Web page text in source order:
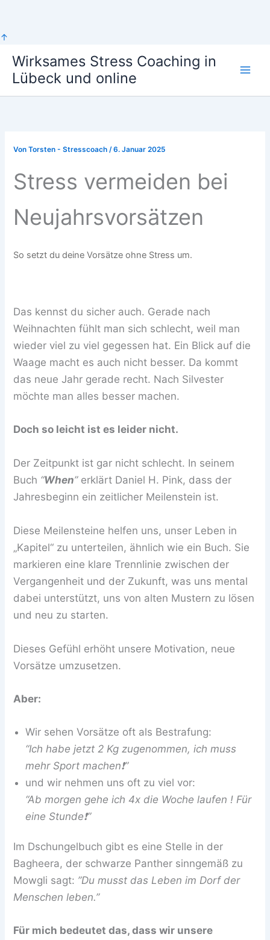
↑
springen
Wirksames Stress Coaching in
Lübeck und online
VonTorsten - Stresscoach/6. Januar 2025
Stress vermeiden bei
Neujahrsvorsätzen
So setzt du deine Vorsätze ohne Stress um.
Das kennst du sicher auch. Gerade nach
Weihnachten fühlt man sich schlecht, weil man
wieder viel zu viel gegessen hat. Ein Blick auf die
Waage macht es auch nicht besser. Da kommt
das neue Jahr gerade recht. Nach Silvester
möchte man alles besser machen.
Doch so leicht ist es leider nicht.
Der Zeitpunkt ist gar nicht schlecht. In seinem
Buch “When”erklärt Daniel H. Pink, dass der
Jahresbeginn ein zeitlicher Meilenstein ist.
Diese Meilensteine helfen uns, unser Leben in
„Kapitel“ zu unterteilen, ähnlich wie ein Buch. Sie
markieren eine klare Trennlinie zwischen der
Vergangenheit und der Zukunft, was uns mental
dabei unterstützt, uns von alten Mustern zu lösen
und neu zu starten.
Dieses Gefühl erhöht unsere Motivation, neue
Vorsätze umzusetzen.
Aber:
Wir sehen Vorsätze oft als Bestrafung:
“Ich habe jetzt 2 Kg zugenommen, ich muss
mehr Sport machen❗️”
und wir nehmen uns oft zu viel vor:
“Ab morgen gehe ich 4x die Woche laufen ! Für
eine Stunde❗️”
Im Dschungelbuch gibt es eine Stelle in der
Bagheera, der schwarze Panther sinngemäß zu
Mowgli sagt: ”Du musst das Leben im Dorf der
Menschen leben.”
Für mich bedeutet das, dass wir unsere